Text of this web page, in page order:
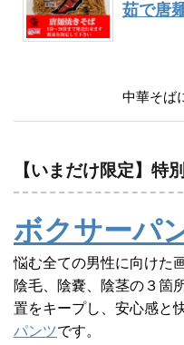
茹で唐
中華そば
【いまだけ限定】特
ボクサーパ
悩む全ての男性に向けた
陰毛、陰嚢、陰茎の３箇
置をキープし、安心感と
パンツです。